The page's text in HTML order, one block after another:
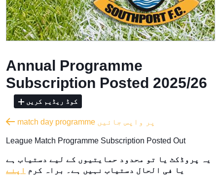
Annual Programme
Subscription Posted 2025/26
کوڈ ریڈیم کریں
match day programme پر واپس جائیں
League Match Programme Subscription Posted Out
یہ پروڈکٹ یا تو محدود حمایتیوں کے لیے دستیاب ہے
یا فی الحال دستیاب نہیں ہے۔ براہ کرم اپنے